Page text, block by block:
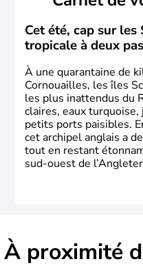
L'Angleterre est l’une
Royaume-Uni. Elle est
d’habitants, les Anglais,
84% de la population de
Xème siècle et tient
germanique installé sur
parlementaire au
l’essor industriel du
Cet été, cap sur
tropicale à deux
À une quarantaine de
Cornouailles, les îles
les plus inattendus du
claires, eaux
petits ports paisibles.
cet archipel anglais a
tout en restant
sud-ouest de
À proximité